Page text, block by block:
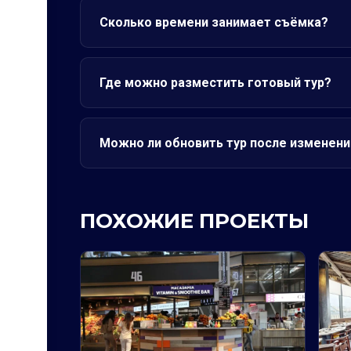
Сколько времени занимает съёмка?
Где можно разместить готовый тур?
Можно ли обновить тур после
ПОХОЖИЕ ПРОЕКТЫ